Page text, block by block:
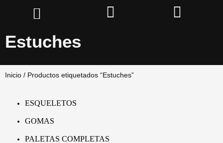
Estuches
Inicio / Productos etiquetados “Estuches”
ESQUELETOS
GOMAS
PALETAS COMPLETAS